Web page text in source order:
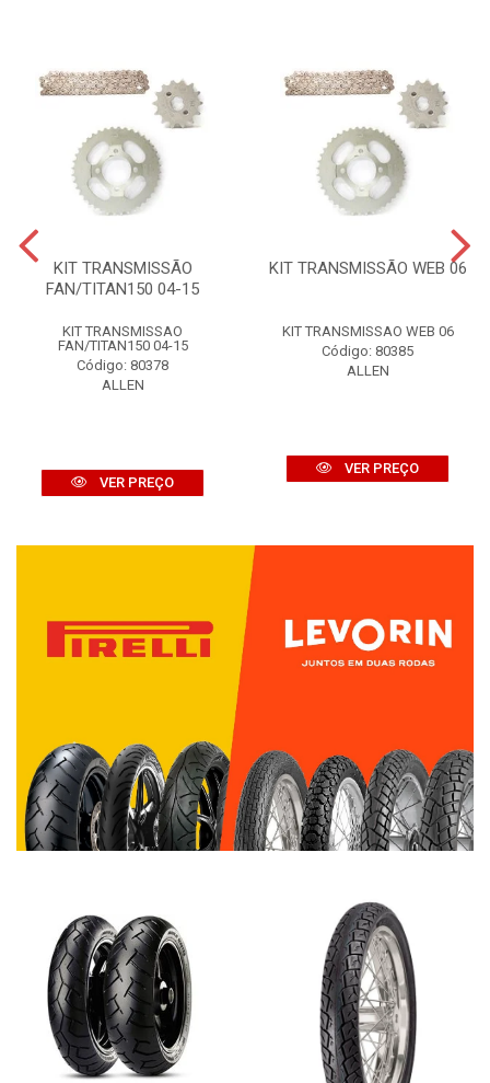
KIT TRANSMISSÃO
FAN/TITAN150 04-15
KIT TRANSMISSAO
FAN/TITAN150 04-15
Código: 80378
ALLEN
VER PREÇO
KIT TRANSMISSÃO WEB 06
KIT TRANSMISSAO WEB 06
Código: 80385
ALLEN
VER PREÇO